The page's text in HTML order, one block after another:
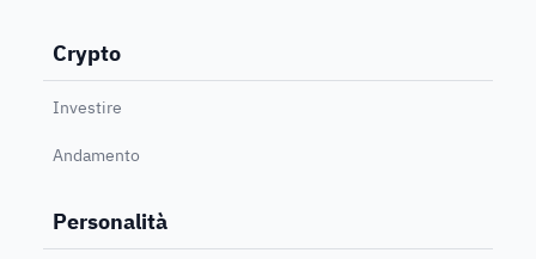
Crypto
Investire
Andamento
Personalità